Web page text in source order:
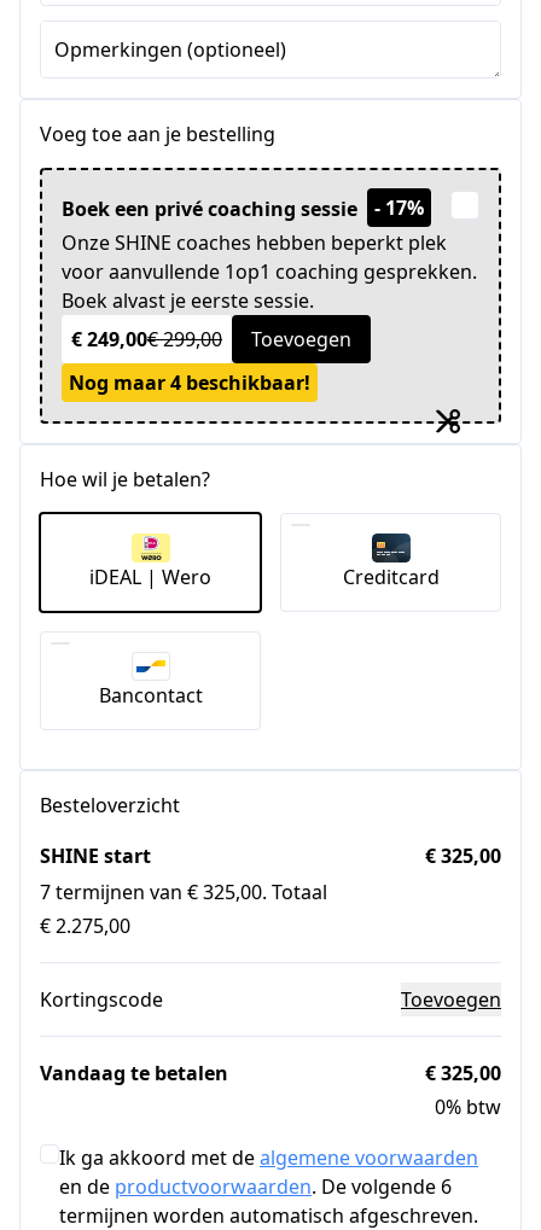
Opmerkingen (optioneel)
Voeg toe aan je bestelling
Boek een privé coaching sessie
- 17%
Onze SHINE coaches hebben beperkt plek
voor aanvullende 1op1 coaching gesprekken.
Boek alvast je eerste sessie.
€ 249,00€ 299,00
Toevoegen
Nog maar 4 beschikbaar!
Hoe wil je betalen?
iDEAL | Wero Creditcard
Bancontact
Besteloverzicht
SHINE start
7 termijnen van € 325,00. Totaal
€ 2.275,00
€ 325,00
Kortingscode Toevoegen
Vandaag te betalen
€ 325,00
0% btw
Ik ga akkoord met dealgemene voorwaarden
en de productvoorwaarden. De volgende 6
termijnen worden automatisch afgeschreven.